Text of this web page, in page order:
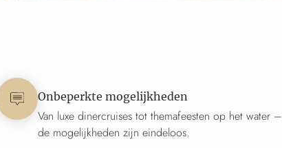
Onbeperkte mogelijkheden
Van luxe dinercruises tot themafeesten op het water –
de mogelijkheden zijn eindeloos.